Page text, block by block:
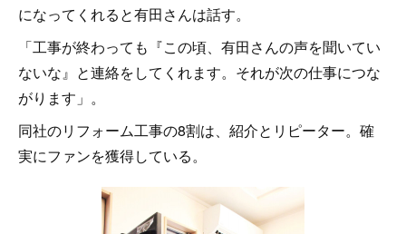
になってくれると有田さんは話す。
「工事が終わっても『この頃、有田さんの声を聞いてい
ないな』と連絡をしてくれます。それが次の仕事につな
がります」。
同社のリフォーム工事の8割は、紹介とリピーター。確
実にファンを獲得している。